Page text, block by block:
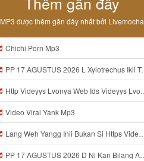
MP3 được thêm gần đây nhất bởi Livemocha
Chichi Porn Mp3
PP 17 AGUSTUS 2026 L Xylotrechus Ikii Tahh Https Videyt Gdwuys Web Id ᅟᅟᅟᅟᅟᅟᅟᅟᅟᅟᅟᅟᅟᅟᅟᅟᅟᅟᅟᅟᅟᅟᅟᅟᅟᅟᅟᅟᅟᅟᅟᅟ ᅠ ᅠ ᅠ ᅠ ᅠ ᅠ ᅠ ᅠ ᅠ ᅠ ᅠ ᅠ ᅠ ᅠ ᅠ OKk ᅠ ᅠ ᅠ ᅠ ᅠ ᅠ ᅠ ᅠ ᅠ ᅠ ᅠ ᅠ ᅠ ᅠ ᅠ ᅠ ᅠ Mp3
Http Videyys Lvonya Web Ids Videyys Lvonya Web Id Mp3
Video Viral Yank Mp3
Lang Weh Yangg Inii Bukan Si Https Videyz Lvonya Web Id ᅠ ᅠ ᅠ ᅠ ᅠ ᅠ ᅠ ᅠ ᅠ ᅠ ᅠ ᅠ ᅠ ᅠ ᅠ ᅠ ᅠ ᅠ ᅠ ᅠ OKK ᅠ ᅠ ᅠ ᅠ ᅠ ᅠ ᅠ ᅠ ᅠ ᅠ Mp3
PP 17 AGUSTUS 2026 D Ni Kan Bilang Apa Dulu Https Videyt Gdwuys Web Idᅟᅟᅟᅟᅟᅟᅟᅟᅟᅟᅟᅟᅟᅟᅟᅟᅟᅟᅟᅟᅟᅟᅟᅟᅟᅟᅟᅟᅟᅟᅟᅟ ᅠ ᅠ ᅠ ᅠ ᅠ ᅠ ᅠ ᅠ ᅠ ᅠ ᅠ ᅠ ᅠ ᅠ ᅠ ᅠ ᅠ ᅠ ᅠ ᅠ ᅠ ᅠ ᅠ ᅠ ᅠ ᅠ ᅠ ᅠ ᅠ ᅠ ᅠ ᅠ Mp3